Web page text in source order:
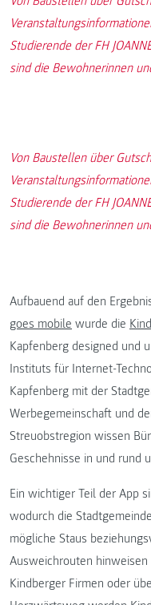
Studierende der FH
sind die Bewohnerinnen
Von Baustellen über
Studierende der FH
sind die Bewohnerinnen
Aufbauend auf den
goes mobile wurde die
Kapfenberg designed und
Instituts für Internet-
Kapfenberg mit der
Werbegemeinschaft und
Streuobstregion wissen
Geschehnisse in und rund
Ein wichtiger Teil der App
wodurch die
mögliche Staus
Ausweichrouten
Kindberger Firmen oder